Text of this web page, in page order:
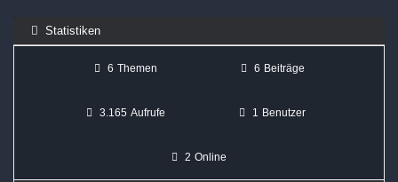
Statistiken
6 Themen 6 Beiträge
3.165 Aufrufe 1 Benutzer
2 Online